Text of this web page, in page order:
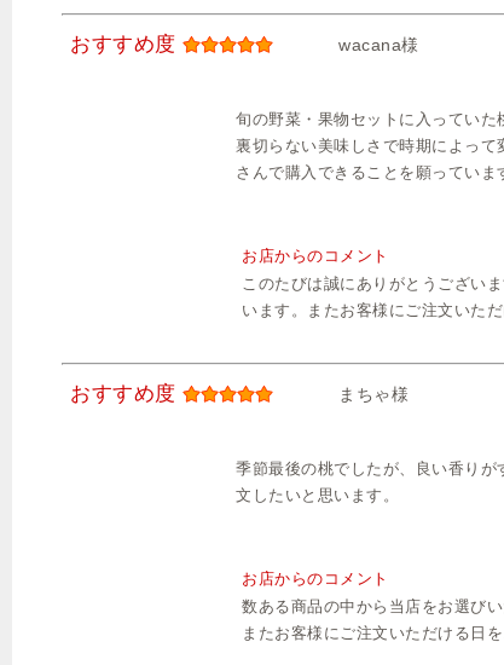
おすすめ度 wacana様
旬の野菜・果物セットに入ってい
裏切らない美味しさで時期によっ
さんで購入できることを願っていま
お店からのコメント
このたびは誠にありがとうござい
います。またお客様にご注文いた
おすすめ度 まちゃ様
季節最後の桃でしたが、良い香り
文したいと思います。
お店からのコメント
数ある商品の中から当店をお選び
またお客様にご注文いただける日